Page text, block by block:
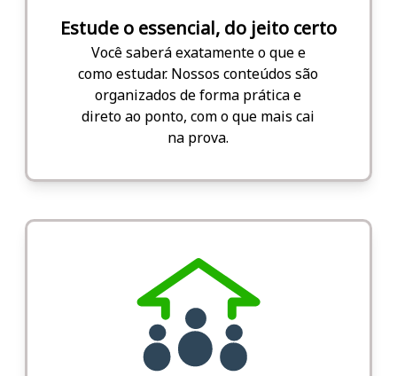
Estude o essencial, do jeito certo
Você saberá exatamente o que e
como estudar. Nossos conteúdos são
organizados de forma prática e
direto ao ponto, com o que mais cai
na prova.